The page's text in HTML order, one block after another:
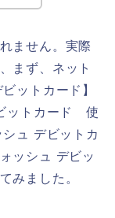
ません。実際
まず、ネット
ットカード】
ットカード 使
ュ デビットカ
ッシュ デビッ
みました。